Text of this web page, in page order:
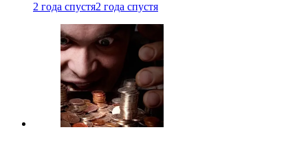
2 года спустя2 года спустя